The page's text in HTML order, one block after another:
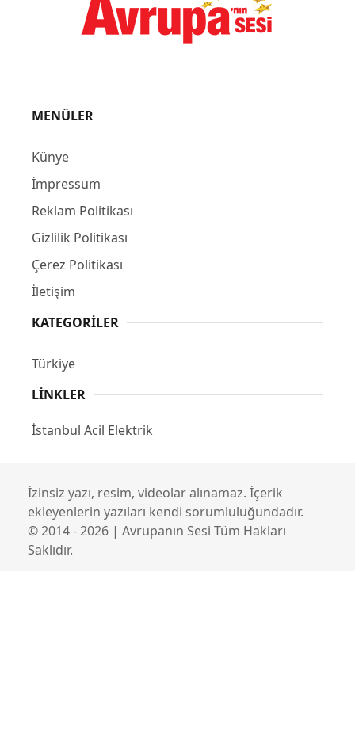
MENÜLER
Künye
İmpressum
Reklam Politikası
Gizlilik Politikası
Çerez Politikası
İletişim
KATEGORILER
Türkiye
LINKLER
İstanbul Acil Elektrik
İzinsiz yazı, resim, videolar alınamaz. İçerik
ekleyenlerin yazıları kendi sorumluluğundadır.
© 2014 - 2026 | Avrupanın Sesi Tüm Hakları
Saklıdır.